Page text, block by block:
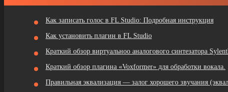
Как записать голос в FL Studio: Подробная инструкция
Как установить плагин в FL Studio
Краткий обзор виртуальноо аналогового синтезатора
Краткий обзор плагина «Voxformer» для обработки вокала.
Правильная эквализация — залог хорошего звучания